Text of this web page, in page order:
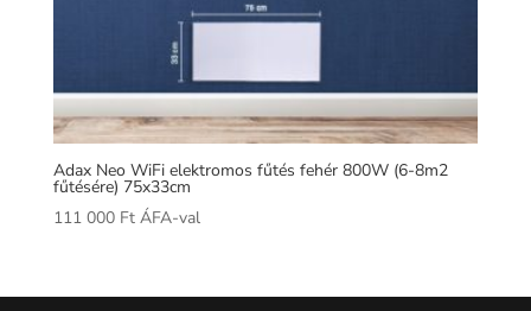
Adax Neo WiFi elektromos fűtés fehér 800W (6-8m2
fűtésére) 75x33cm
111 000 Ft ÁFA-val